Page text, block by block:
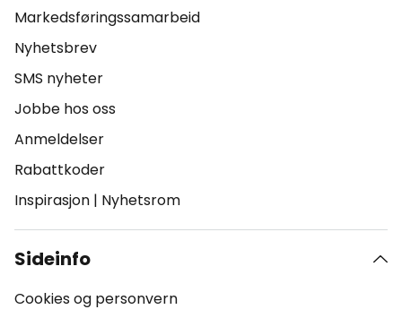
Markedsføringssamarbeid
Nyhetsbrev
SMS nyheter
Jobbe hos oss
Anmeldelser
Rabattkoder
Inspirasjon | Nyhetsrom
Sideinfo
Cookies og personvern